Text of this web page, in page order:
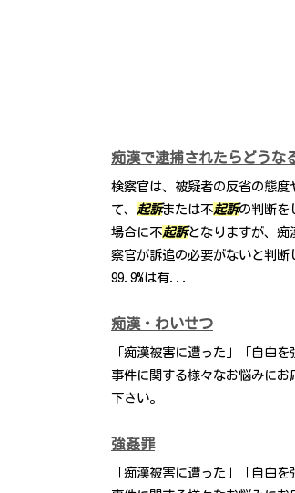
痴漢で逮捕されたらどうな
検察官は、被疑者の反省の態
て、 起訴または不起訴の判断を
場合に不起訴となりますが、痴
察官が訴追の必要がないと判断
99.9%は有...
痴漢・わいせつ
「痴漢被害に遭った」「自白
事件に関する様々なお悩みに
下さい。
強姦罪
「痴漢被害に遭った」「自白